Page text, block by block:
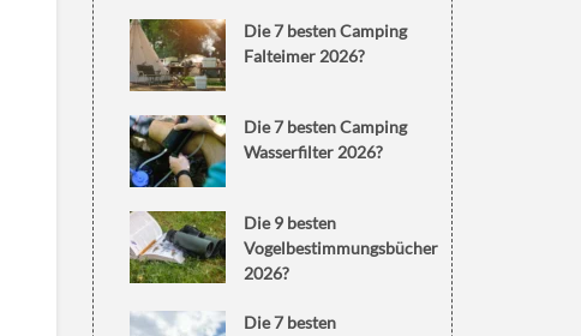
Die 7 besten Camping
Falteimer 2026?
Die 7 besten Camping
Wasserfilter 2026?
Die 9 besten
Vogelbestimmungsbücher
2026?
Die 7 besten